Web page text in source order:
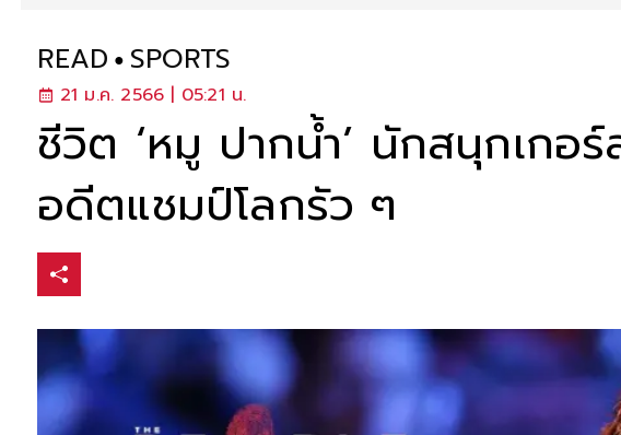
READ SPORTS
21 ม.ค. 2566 | 05:21 น.
ชีวิต ‘หมู ปากน้ำ’ นักสนุกเกอ
อดีตแชมป์โลกรัว ๆ